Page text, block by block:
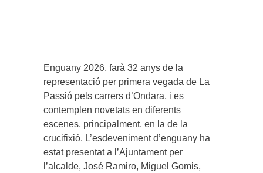
Enguany 2026, farà 32 anys de la
representació per primera vegada de La
Passió pels carrers d’Ondara, i es
contemplen novetats en diferents
escenes, principalment, en la de la
crucifixió. L’esdeveniment d’enguany ha
estat presentat a l’Ajuntament per
l’alcalde, José Ramiro, Miguel Gomis,